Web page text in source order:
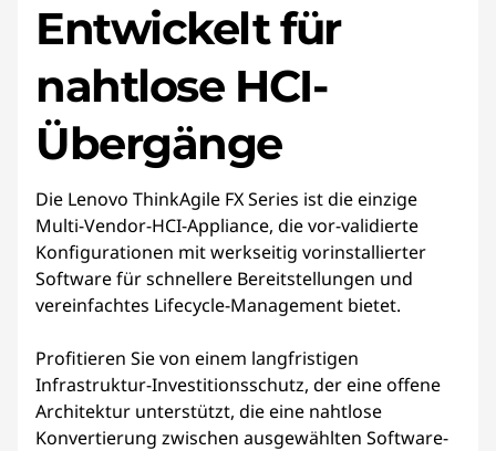
Entwickelt für
nahtlose HCI-
Übergänge
Die Lenovo ThinkAgile FX Series ist die einzige
Multi-Vendor-HCI-Appliance, die vor-validierte
Konfigurationen mit werkseitig vorinstallierter
Software für schnellere Bereitstellungen und
vereinfachtes Lifecycle-Management bietet.
Profitieren Sie von einem langfristigen
Infrastruktur-Investitionsschutz, der eine offene
Architektur unterstützt, die eine nahtlose
Konvertierung zwischen ausgewählten Software-